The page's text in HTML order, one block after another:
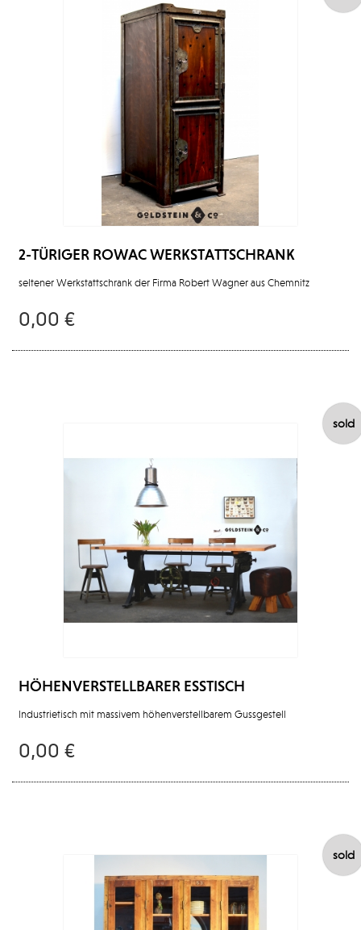
2-TÜRIGER ROWAC WERKSTATTSCHRANK
seltener Werkstattschrank der Firma Robert Wagner aus Chemnitz
0,00 €
HÖHENVERSTELLBARER ESSTISCH
Industrietisch mit massivem höhenverstellbarem Gussgestell
0,00 €
sold
sold